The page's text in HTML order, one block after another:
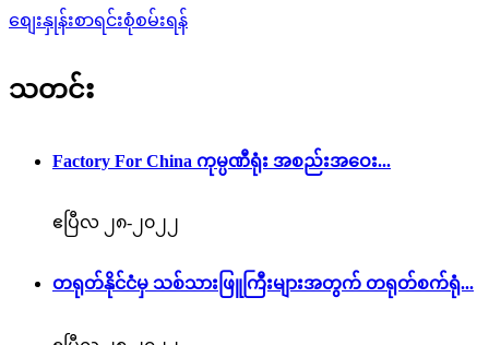
စျေးနှုန်းစာရင်းစုံစမ်းရန်
သတင်း
Factory For China ကုမ္ပဏီရုံး အစည်းအဝေး...
ဧပြီလ ၂၈-၂၀၂၂
တရုတ်နိုင်ငံမှ သစ်သားဖြူကြီးများအတွက် တရုတ်စက်ရုံ...